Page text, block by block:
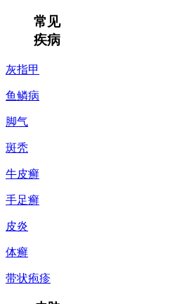
常见
疾病
灰指甲
鱼鳞病
脚气
斑秃
牛皮癣
手足癣
皮炎
体癣
带状疱疹